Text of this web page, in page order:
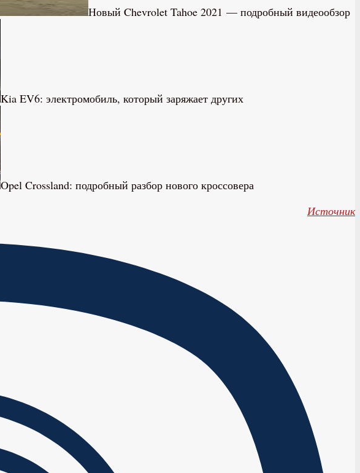
Новый Chevrolet Tahoe 2021 — подробный видеообзор
Kia EV6: электромобиль, который заряжает других
Opel Crossland: подробный разбор нового кроссовера
Источник